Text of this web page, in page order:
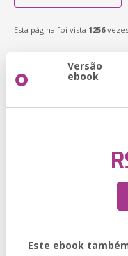
Esta página foi vista 1256
Versão
ebook
Este ebook